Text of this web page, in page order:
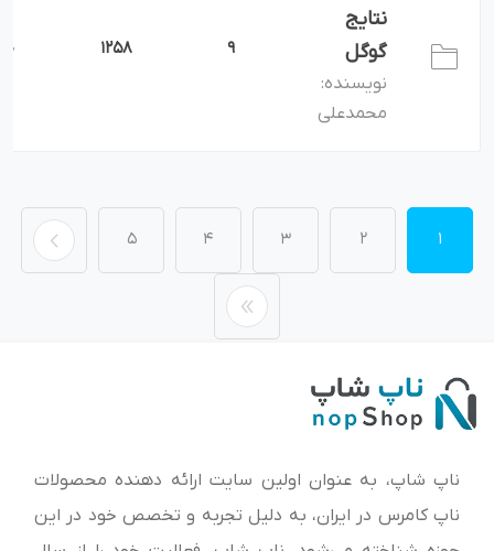
نتایج
گوگل
نویسنده:
محمدعلی
9
1258
0
1
2
3
4
5
ناپ شاپ، به عنوان اولین سایت ارائه‌ دهنده محصولات
ناپ کامرس در ایران، به دلیل تجربه و تخصص خود در این